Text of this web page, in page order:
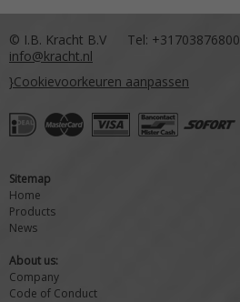
© I.B. Kracht B.V
info@kracht.nl
Tel: +31703876800
}Cookievoorkeuren aanpassen
Sitemap
Home
Products
News
About us:
Company
Code of Conduct